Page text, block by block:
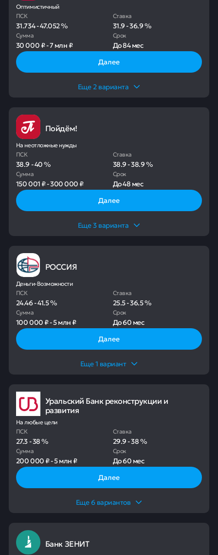
Оптимистичный
ПСК
31.734-47.052%
Ставка
31.9-36.9%
Сумма
30 000 ₽-7 млн ₽
Срок
До84 мес
Далее
Еще2 варианта
Пойдём!
На неотложные нужды
ПСК
38.9-40%
Ставка
38.9-38.9%
Сумма
150 001 ₽-300 000 ₽
Срок
До48 мес
Далее
Еще3 варианта
РОССИЯ
Деньги-Возможности
ПСК
24.46-41.5%
Ставка
25.5-36.5%
Сумма
100 000 ₽-5 млн ₽
Срок
До60 мес
Далее
Еще1 вариант
Уральский Банк реконструкции и
развития
На любые цели
ПСК
27.3-38%
Ставка
29.9-38%
Сумма
200 000 ₽-5 млн ₽
Срок
До60 мес
Далее
Еще6 вариантов
Банк ЗЕНИТ